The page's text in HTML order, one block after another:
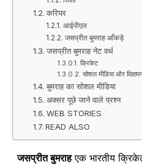
करियर
आईपीएल
जसप्रीत बुमराह आँकड़े
जसप्रीत बुमराह नेट वर्थ
क्रिकेट
सोशल मीडिया और
बुमराह का सोशल मीडिया
अक्सर पूछे जाने वाले प्रश्न
WEB STORIES
READ ALSO
जसप्रीत बुमराहएक भारतीय